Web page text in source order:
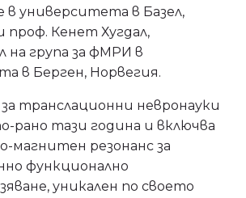
в университета в Базел,
Кенет Хугдал,
на група за фМРИ в
в Берген, Норвегия.
транслационни невронауки
рано тази година и включва
магнитен резонанс за
функционално
уникален по своето